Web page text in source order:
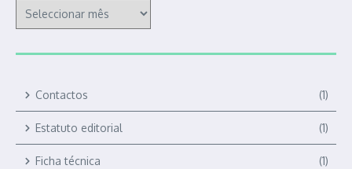
Contactos (1)
Estatuto editorial (1)
Ficha técnica (1)